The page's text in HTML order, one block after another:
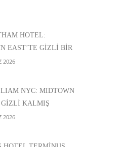
HOTEL:
EAST’TE GİZLİ BİR
2026
NYC: MIDTOWN
GİZLİ KALMIŞ
BİRİ
2026